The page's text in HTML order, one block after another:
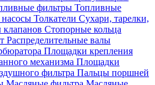
фильтры Топливные
Толкатели Сухари, тарелки,
Стопорные кольца
Распределительные валы
Площадки крепления
механизма Площадки
фильтра Пальцы поршней